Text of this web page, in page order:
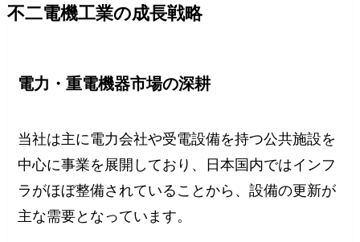
不二電機工業の成長戦略
電力・重電機器市場の深耕
当社は主に電力会社や受電設備を持つ公共施設を
中心に事業を展開しており、日本国内ではインフ
ラがほぼ整備されていることから、設備の更新が
主な需要となっています。